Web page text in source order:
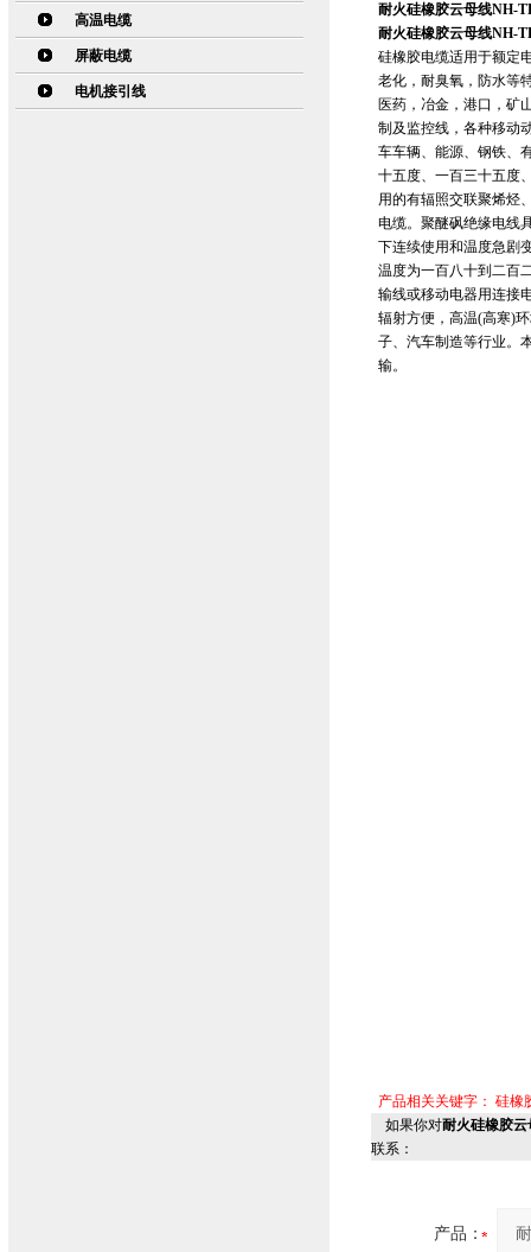
高温电缆
屏蔽电缆
电机接引线
耐火硅橡胶云母线NH-
耐火硅橡胶云母线NH-
硅橡胶电缆适用于额定
老化，耐臭氧，防水等
医药，冶金，港口，矿
制及监控线，各种移动
车车辆、能源、钢铁、
十五度、一百三十五度
用的有辐照交联聚烯烃
电缆。聚醚砜绝缘电线
下连续使用和温度急剧
温度为一百八十到二百
输线或移动电器用连接
辐射方便，高温(高寒)
子、汽车制造等行业。
输。
产品相关关键字： 硅橡
如果你对耐火硅橡胶
联系：
产品：